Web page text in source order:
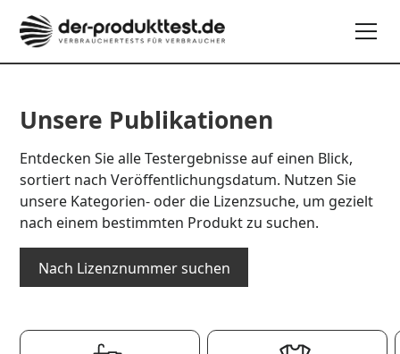
Unsere Publikationen
Entdecken Sie alle Testergebnisse auf einen Blick,
sortiert nach Veröffentlichungsdatum. Nutzen Sie
unsere Kategorien- oder die Lizenzsuche, um gezielt
nach einem bestimmten Produkt zu suchen.
Nach Lizenznummer suchen